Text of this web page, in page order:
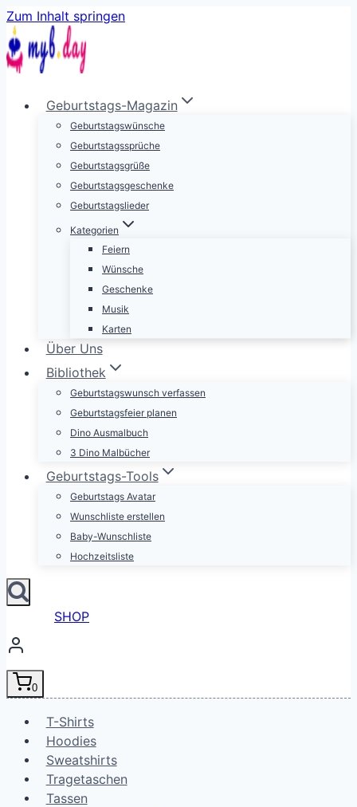
Zum Inhalt springen
Geburtstags-Magazin
Geburtstagswünsche
Geburtstagssprüche
Geburtstagsgrüße
Geburtstagsgeschenke
Geburtstagslieder
Kategorien
Feiern
Wünsche
Geschenke
Musik
Karten
Über Uns
Bibliothek
Geburtstagswunsch verfassen
Geburtstagsfeier planen
Dino Ausmalbuch
3 Dino Malbücher
Geburtstags-Tools
Geburtstags Avatar
Wunschliste erstellen
Baby-Wunschliste
Hochzeitsliste
SHOP
0
T-Shirts
Hoodies
Sweatshirts
Tragetaschen
Tassen